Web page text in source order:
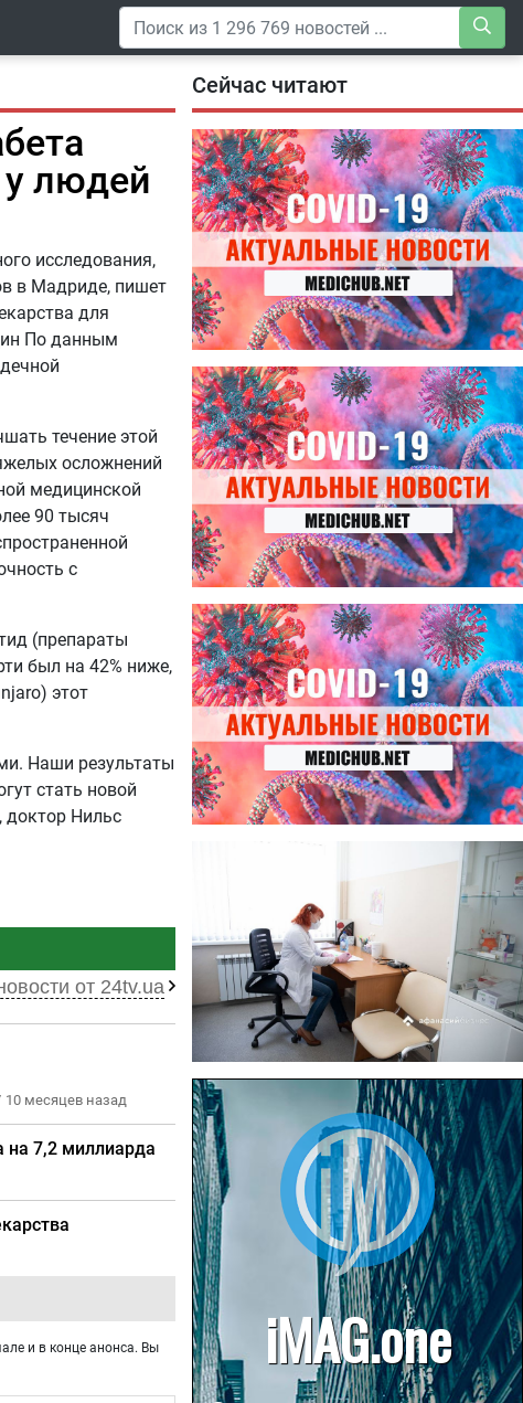
людей
исследования,
в Мадриде, пишет
для
По данным
течение этой
осложнений
медицинской
90 тысяч
с
(препараты
был на 42% ниже,
этот
Наши результаты
стать новой
доктор Нильс
от 24tv.ua
10 месяцев назад
на 7,2 миллиарда
и в конце анонса. Вы
Сейчас читают
04.08.2026
Специалисты дали советы, как
правильно пить витамины
27.07.2026
Лучше фасоли: диетолог
названа 8 продуктов,
содержащих много клетчатки
угрозы: что нужно знать о
летних инфекциях
22.07.2026
Больница в Спирово работает
без рентгеновского кабинета